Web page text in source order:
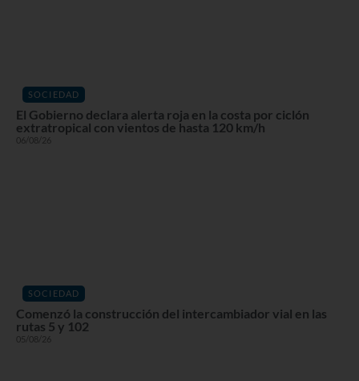
SOCIEDAD
El Gobierno declara alerta roja en la costa por ciclón
extratropical con vientos de hasta 120 km/h
06/08/26
SOCIEDAD
Comenzó la construcción del intercambiador vial en las
rutas 5 y 102
05/08/26